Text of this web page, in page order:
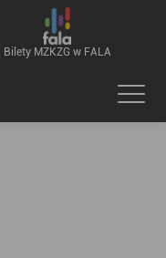
Bilety MZKZG w FALA